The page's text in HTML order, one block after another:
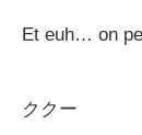
Et euh… on
ククー